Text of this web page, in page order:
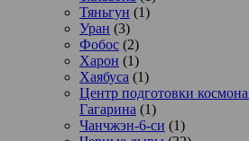
Тяньгун (1)
Уран (3)
Фобос (2)
Харон (1)
Хаябуса (1)
Центр подготовки
Гагарина (1)
Чанчжэн-6-си (1)